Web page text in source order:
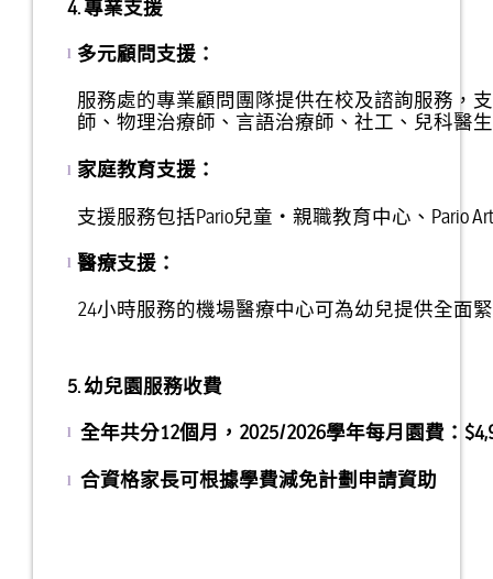
4. 專業支援
l 多元顧問支援：
服務處的專業顧問團隊提供在校及諮詢服務，
師、物理治療師、言語治療師、社工、兒科醫
l 家庭教育支援 ：
支援服務包括Pario兒童‧親職教育中心、Pario
l 醫療支援 ：
24小時服務的機場醫療中心可為幼兒提供全面
5. 幼兒園服務收費
l 全年共分12個月，2025/2026
l 合資格家長可根據學費減免計劃申請資助